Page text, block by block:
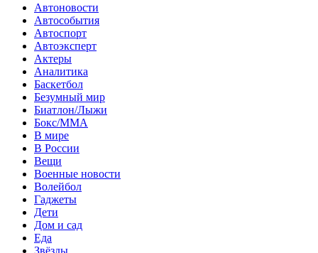
Автоновости
Автособытия
Автоспорт
Автоэксперт
Актеры
Аналитика
Баскетбол
Безумный мир
Биатлон/Лыжи
Бокс/MMA
В мире
В России
Вещи
Военные новости
Волейбол
Гаджеты
Дети
Дом и сад
Еда
Звёзды